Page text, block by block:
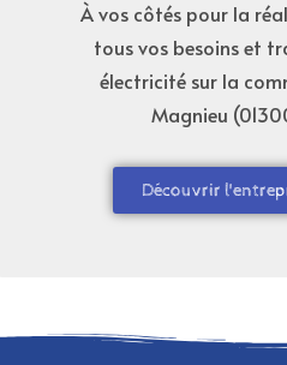
À vos côtés pour la
tous vos besoins et
électricité sur la
Magnieu
Découvrir